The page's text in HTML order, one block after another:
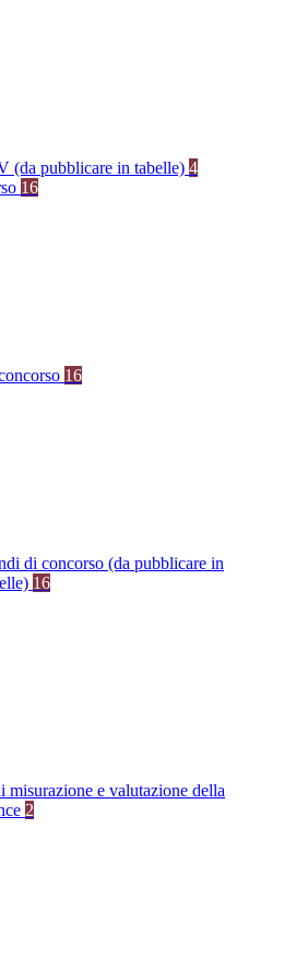
(da pubblicare in tabelle) 4
16
16
di concorso (da pubblicare in
16
misurazione e valutazione della
2